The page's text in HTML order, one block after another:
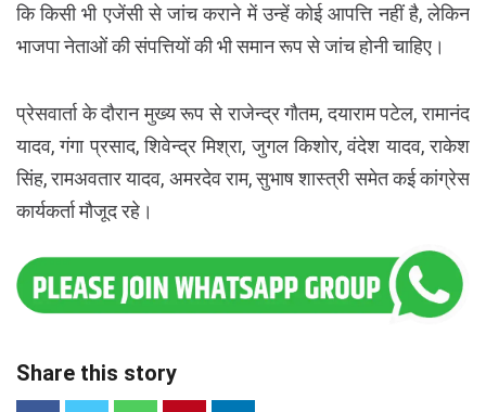
कि किसी भी एजेंसी से जांच कराने में उन्हें कोई आपत्ति नहीं है, लेकिन
भाजपा नेताओं की संपत्तियों की भी समान रूप से जांच होनी चाहिए।
प्रेसवार्ता के दौरान मुख्य रूप से राजेन्द्र गौतम, दयाराम पटेल, रामानंद
यादव, गंगा प्रसाद, शिवेन्द्र मिश्रा, जुगल किशोर, वंदेश यादव, राकेश
सिंह, रामअवतार यादव, अमरदेव राम, सुभाष शास्त्री समेत कई कांग्रेस
कार्यकर्ता मौजूद रहे।
Share this story